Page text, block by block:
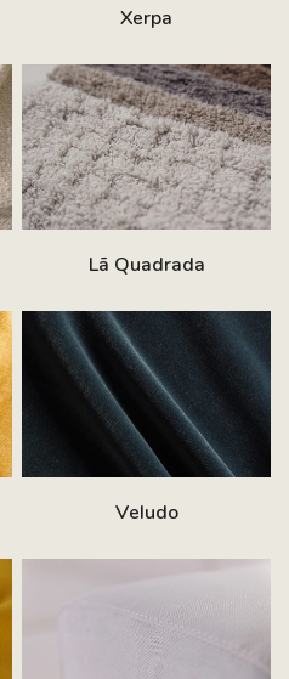
Xerpa
Lã Quadrada
Veludo